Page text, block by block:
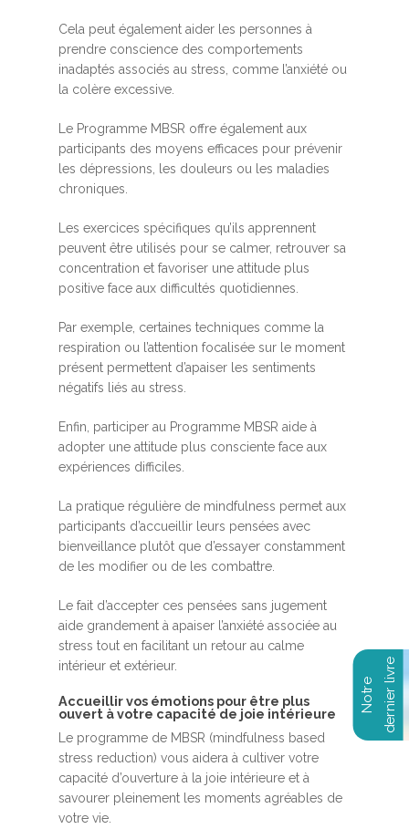
Cela peut également aider les personnes à
prendre conscience des comportements
inadaptés associés au stress, comme l’anxiété ou
la colère excessive.
Le Programme MBSR offre également aux
participants des moyens efficaces pour prévenir
les dépressions, les douleurs ou les maladies
chroniques.
Les exercices spécifiques qu’ils apprennent
peuvent être utilisés pour se calmer, retrouver sa
concentration et favoriser une attitude plus
positive face aux difficultés quotidiennes.
Par exemple, certaines techniques comme la
respiration ou l’attention focalisée sur le moment
présent permettent d’apaiser les sentiments
négatifs liés au stress.
Enfin, participer au Programme MBSR aide à
adopter une attitude plus consciente face aux
expériences difficiles.
La pratique régulière de mindfulness permet aux
participants d’accueillir leurs pensées avec
bienveillance plutôt que d’essayer constamment
de les modifier ou de les combattre.
Le fait d’accepter ces pensées sans jugement
aide grandement à apaiser l’anxiété associée au
stress tout en facilitant un retour au calme
intérieur et extérieur.
Accueillir vos émotions pour être plus
ouvert à votre capacité de joie intérieure
Le programme de MBSR (mindfulness based
stress reduction) vous aidera à cultiver votre
capacité d’ouverture à la joie intérieure et à
savourer pleinement les moments agréables de
votre vie.